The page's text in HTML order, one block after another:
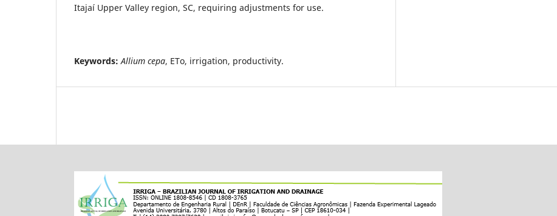
Itajaí Upper Valley region, SC, requiring adjustments for use.
Keywords: Allium cepa, ETo, irrigation, productivity.